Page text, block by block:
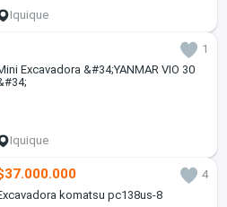
Iquique
1
Excavadora &#34;YANMAR VIO 30
Iquique
4
komatsu pc138us-8